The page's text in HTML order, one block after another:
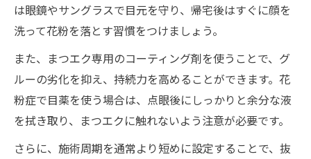
は眼鏡やサングラスで目元を守り、帰宅後はすぐに顔を
洗って花粉を落とす習慣をつけましょう。
また、まつエク専用のコーティング剤を使うことで、グ
ルーの劣化を抑え、持続力を高めることができます。花
粉症で目薬を使う場合は、点眼後にしっかりと余分な液
を拭き取り、まつエクに触れないよう注意が必要です。
さらに、施術周期を通常より短めに設定することで、抜